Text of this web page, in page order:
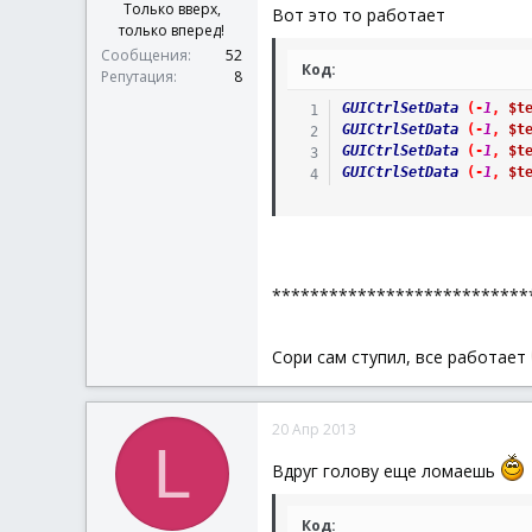
Только вверх,
только вперед!
Сообщения
52
Репутация
8
Вот это то работает
Код:
GUICtrlSetData (-1 ,
GUICtrlSetData
(-1 ,
GUICtrlSetData
(-1 ,
GUICtrlSetData
(-1 ,
Сори сам ступил, все работает
L
20 Апр 2013
Вдруг голову еще ломаешь
Код: